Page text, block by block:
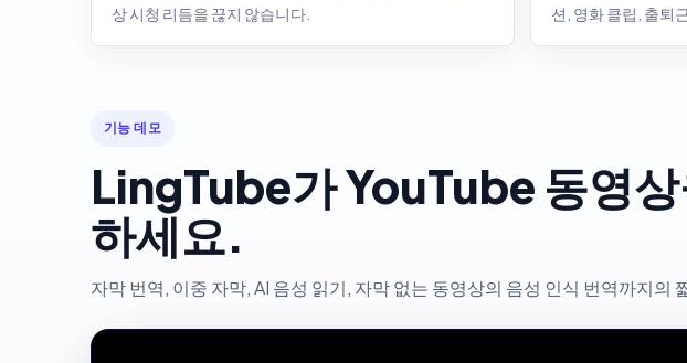
상 시청 리듬을 끊지 않습니다.
션, 영화 클립, 출퇴
기능 데모
LingTube가 YouTube 동영상
하세요.
자막 번역, 이중 자막, AI 음성 읽기, 자막 없는 동영상의 음성 인식 번역까지의